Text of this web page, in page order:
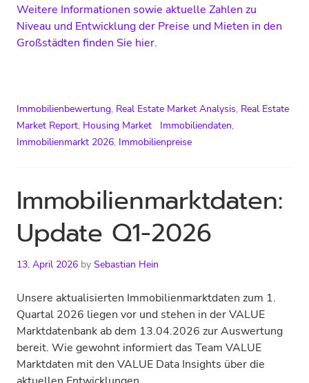
Weitere Informationen sowie aktuelle Zahlen zu
Niveau und Entwicklung der Preise und Mieten in den
Großstädten finden Sie hier.
Immobilienbewertung, Real Estate Market Analysis, Real Estate
Market Report, Housing Market Immobiliendaten,
Immobilienmarkt 2026, Immobilienpreise
Immobilienmarktdaten:
Update Q1-2026
13. April 2026 by Sebastian Hein
Unsere aktualisierten Immobilienmarktdaten zum 1.
Quartal 2026 liegen vor und stehen in der VALUE
Marktdatenbank ab dem 13.04.2026 zur Auswertung
bereit. Wie gewohnt informiert das Team VALUE
Marktdaten mit den VALUE Data Insights über die